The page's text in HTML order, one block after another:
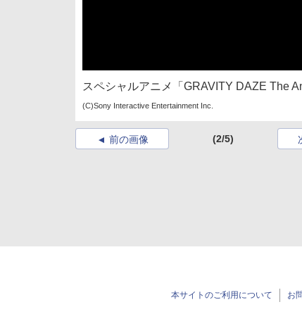
スペシャルアニメ「GRAVITY DAZE The
(C)Sony Interactive Entertainment Inc.
前の画像 (2/5)
本サイトのご利用について お